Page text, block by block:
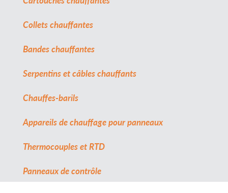
Collets chauffantes
Bandes chauffantes
Serpentins et câbles chauffants
Chauffes-barils
Appareils de chauffage pour panneaux
Thermocouples et RTD
Panneaux de contrôle